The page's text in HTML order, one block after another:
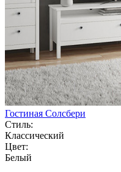
Гостиная Солсбери
Стиль:
Классический
Цвет:
Белый